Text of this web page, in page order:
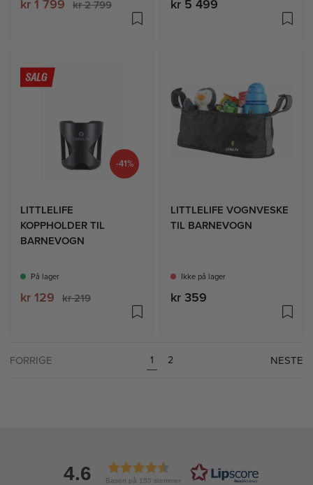
kr 1 799 kr 2 799 kr 5 499
-41%
LITTLELIFE
KOPPHOLDER TIL
BARNEVOGN
På lager
kr 129 kr 219
LITTLELIFE VOGNVESKE
TIL BARNEVOGN
Ikke på lager
kr 359
FORRIGE 1 2 NESTE
4.6 Basert på 155 stemmer